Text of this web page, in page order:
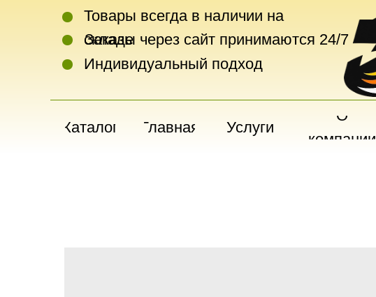
Товары всегда в наличии на
складе
Заказы через сайт принимаются 24/7
Каталог Главная
О
компании
Индивидуальный подход
Услуги